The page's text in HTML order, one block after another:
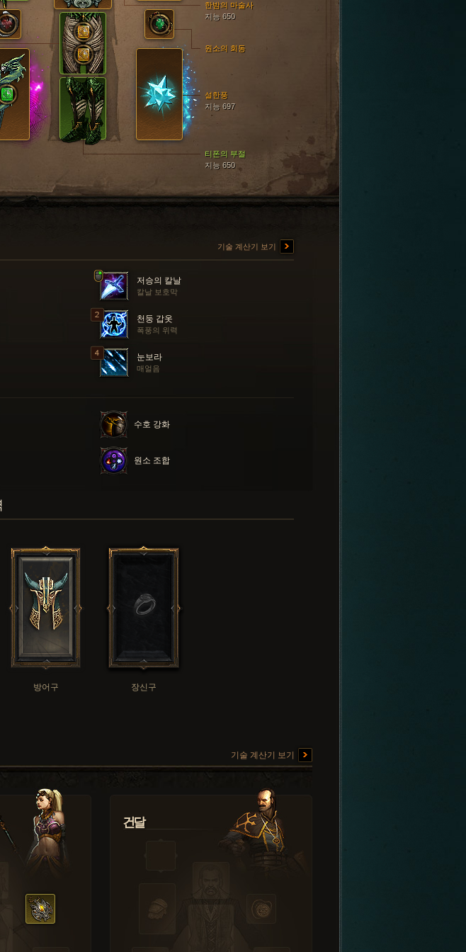
티폰의 부절
지능 650
설한풍
지능 697
한밤의 마술사
지능 650
원소의 회동
기술 계산기 보기
저승의 칼날
칼날 보호막
천둥 갑옷
폭풍의 위력
눈보라
매얼음
수호 강화
원소 조합
방어구 장신구
기술 계산기 보기
건달